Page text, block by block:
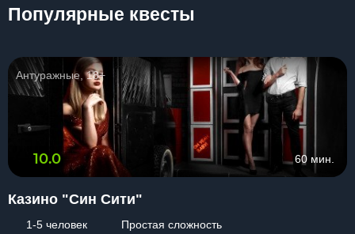
Популярные квесты
Антуражные, 18+
10.0 60 мин.
Казино "Син Сити"
1-5 человек
Простая сложность